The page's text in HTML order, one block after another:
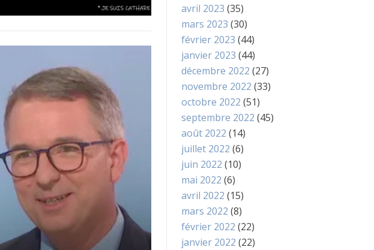
avril 2023 (35)
mars 2023 (30)
février 2023 (44)
janvier 2023 (44)
décembre 2022 (27)
novembre 2022 (33)
octobre 2022 (51)
septembre 2022 (45)
août 2022 (14)
juillet 2022 (6)
juin 2022 (10)
mai 2022 (6)
avril 2022 (15)
mars 2022 (8)
février 2022 (22)
janvier 2022 (22)